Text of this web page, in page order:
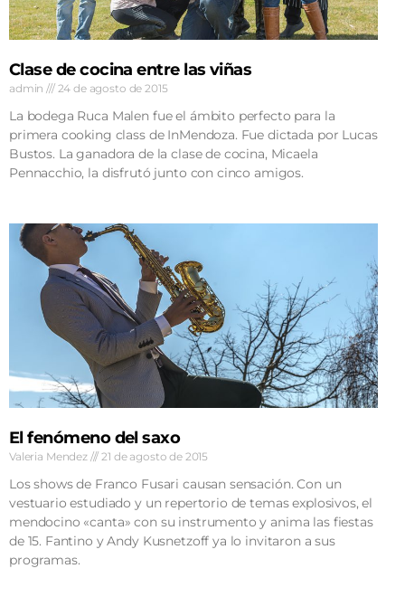
Clase de cocina entre las viñas
admin 24 de agosto de 2015
La bodega Ruca Malen fue el ámbito perfecto para la
primera cooking class de InMendoza. Fue dictada por Lucas
Bustos. La ganadora de la clase de cocina, Micaela
Pennacchio, la disfrutó junto con cinco amigos.
El fenómeno del saxo
Valeria Mendez 21 de agosto de 2015
Los shows de Franco Fusari causan sensación. Con un
vestuario estudiado y un repertorio de temas explosivos, el
mendocino «canta» con su instrumento y anima las fiestas
de 15. Fantino y Andy Kusnetzoff ya lo invitaron a sus
programas.